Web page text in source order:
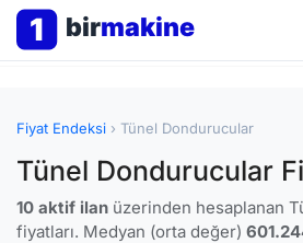
1 birmakine
Fiyat Endeksi › Tünel Dondurucular
Tünel Dondurucular
10 aktif ilan üzerinden hesaplanan
fiyatları. Medyan (orta değer)